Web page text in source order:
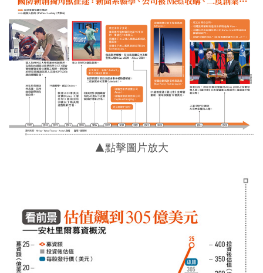
▲點擊圖片放大